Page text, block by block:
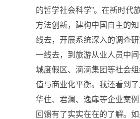
的哲学社会科学”。 在新时代
方法创新，建构中国自主的知
线去，开展系统深入的调查
一线去，到旅游从业人员中
城度假区、滴滴集团等社会
值与商业化平衡。我还看到
华住、君澜、逸扉等企业案
回馈有了实实在在的了解。